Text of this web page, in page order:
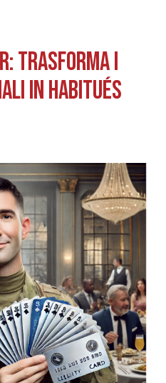
trasforma i
in habitués